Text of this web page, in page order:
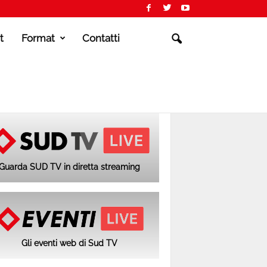
Format Contatti
SUD TV in diretta streaming
Gli eventi web di Sud TV